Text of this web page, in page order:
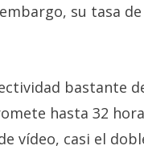
su tasa
bastante
hasta 32
vídeo, casi el